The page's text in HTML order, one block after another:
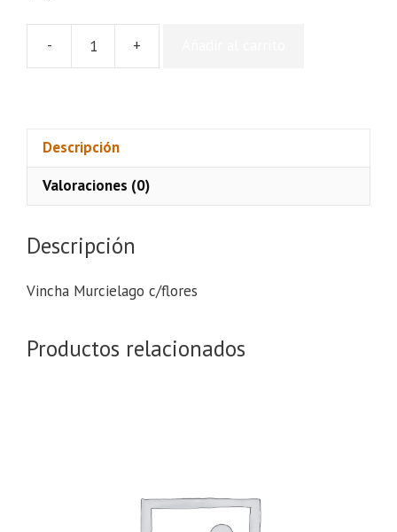
- +
Descripción
Valoraciones (0)
Descripción
Vincha Murcielago c/flores
Productos relacionados